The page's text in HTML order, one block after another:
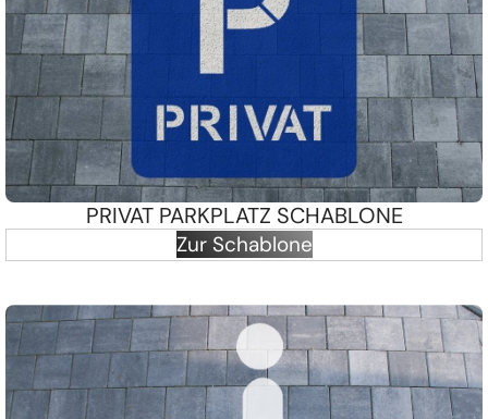
PRIVAT PARKPLATZ SCHABLONE
Zur Schablone